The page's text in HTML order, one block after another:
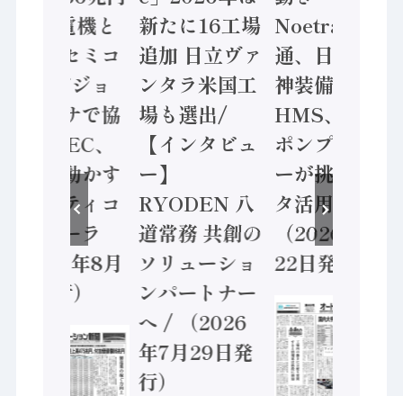
電機と
セミコ
ビジョ
サで協
、
動かす
ティコ
年8月
新たに16工場
追加 日立ヴァ
ンタラ米国工
場も選出/
【インタビュ
ー】
RYODEN 八
道常務 共創の
ソリューショ
ンパートナー
へ / （2026
年7月29日発
行）
Noetra、富士
通、日立 / 兵
神装備 ×
HMS、老舗
ポンプメーカ
ーが挑むデー
タ活用 など
（2026年7月
22日発行）